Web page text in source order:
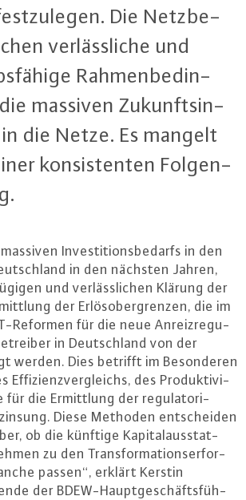
Die Netz­be­
ver­läss­li­che und
Rah­men­be­din­
massiven Zu­kunfts­in­
die Netze. Es mangelt
kon­sis­ten­ten Fol­gen­
In­ves­ti­ti­ons­be­darfs in den
in den nächsten Jahren,
und ver­läss­li­chen Klärung der
der Er­lös­ober­gren­zen, die im
Re­for­men für die neue An­reiz­re­gu­
in Deutsch­land von der
werden. Dies betrifft im Be­son­de­ren
Ef­fi­zi­enz­ver­gleichs, des Pro­duk­ti­vi­
für die Er­mitt­lung der re­gu­la­to­ri­
Diese Methoden ent­schei­den
ob die künftige Ka­pi­tal­aus­stat­
zu den Trans­for­ma­ti­ons­er­for­
passen“, erklärt Kerstin
der BDEW-Haupt­ge­schäfts­füh­